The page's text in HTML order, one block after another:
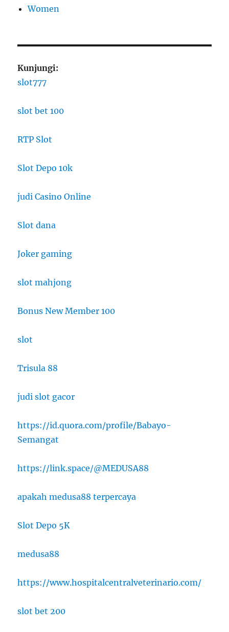
Women
Kunjungi:
slot777
slot bet 100
RTP Slot
Slot Depo 10k
judi Casino Online
Slot dana
Joker gaming
slot mahjong
Bonus New Member 100
slot
Trisula 88
judi slot gacor
https://id.quora.com/profile/Babayo-
Semangat
https://link.space/@MEDUSA88
apakah medusa88 terpercaya
Slot Depo 5K
medusa88
https://www.hospitalcentralveterinario.com/
slot bet 200